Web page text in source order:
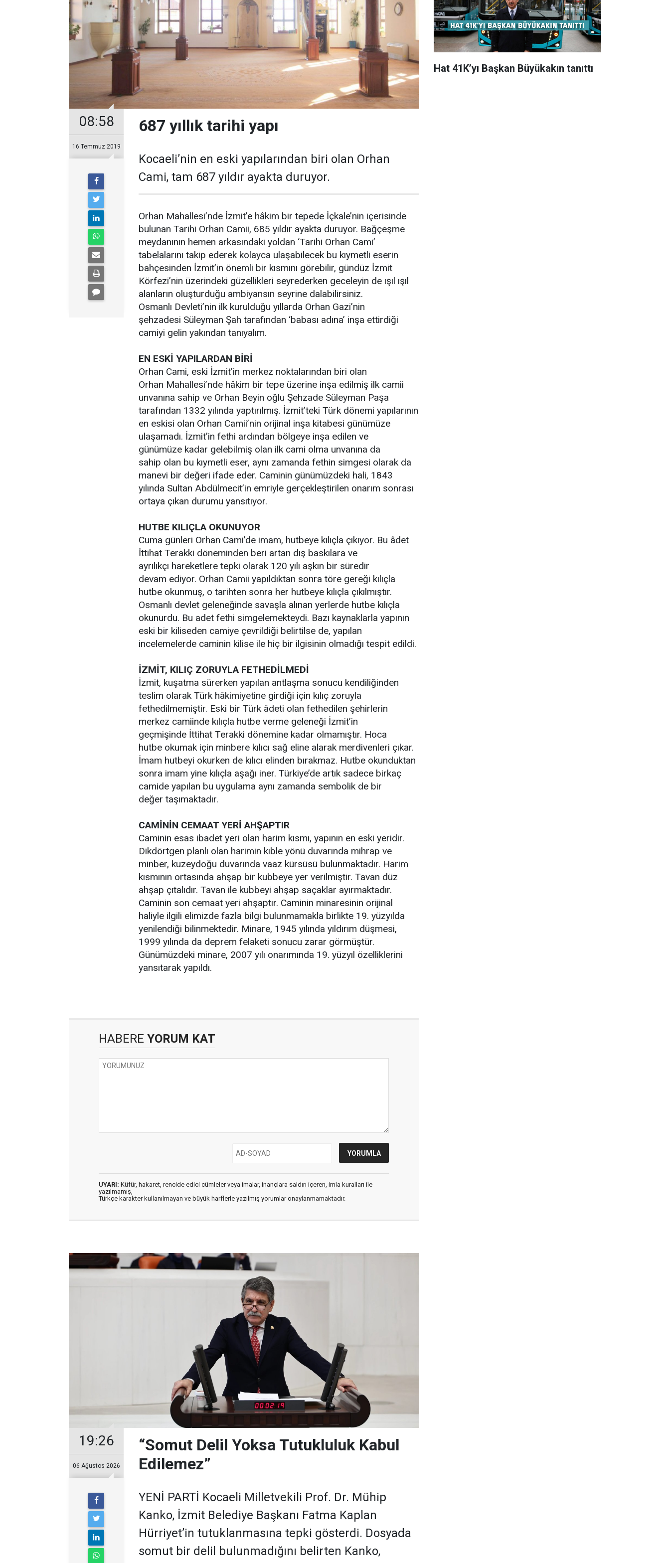
08:58
16 Temmuz 2019
687 yıllık tarihi yapı
Kocaeli’nin en eski yapılarından biri olan Orhan
Cami, tam 687 yıldır ayakta duruyor.
Orhan Mahallesi’nde İzmit’e hâkim bir tepede İçkale’nin içerisinde
bulunan Tarihi Orhan Camii, 685 yıldır ayakta duruyor. Bağçeşme
meydanının hemen arkasındaki yoldan ‘Tarihi Orhan Cami’
tabelalarını takip ederek kolayca ulaşabilecek bu kıymetli eserin
bahçesinden İzmit’in önemli bir kısmını görebilir, gündüz İzmit
Körfezi’nin üzerindeki güzellikleri seyrederken geceleyin de ışıl ışıl
alanların oluşturduğu ambiyansın seyrine dalabilirsiniz.
Osmanlı Devleti’nin ilk kurulduğu yıllarda Orhan Gazi’nin
şehzadesi Süleyman Şah tarafından ‘babası adına’ inşa ettirdiği
camiyi gelin yakından tanıyalım.
EN ESKİ YAPILARDAN BİRİ
Orhan Cami, eski İzmit’in merkez noktalarından biri olan
Orhan Mahallesi’nde hâkim bir tepe üzerine inşa edilmiş ilk camii
unvanına sahip ve Orhan Beyin oğlu Şehzade Süleyman Paşa
tarafından 1332 yılında yaptırılmış. İzmit’teki Türk dönemi yapılarının
en eskisi olan Orhan Camii’nin orijinal inşa kitabesi günümüze
ulaşamadı. İzmit’in fethi ardından bölgeye inşa edilen ve
günümüze kadar gelebilmiş olan ilk cami olma unvanına da
sahip olan bu kıymetli eser, aynı zamanda fethin simgesi olarak da
manevi bir değeri ifade eder. Caminin günümüzdeki hali, 1843
yılında Sultan Abdülmecit’in emriyle gerçekleştirilen onarım sonrası
ortaya çıkan durumu yansıtıyor.
HUTBE KILIÇLA OKUNUYOR
Cuma günleri Orhan Cami’de imam, hutbeye kılıçla çıkıyor. Bu âdet
İttihat Terakki döneminden beri artan dış baskılara ve
ayrılıkçı hareketlere tepki olarak 120 yılı aşkın bir süredir
devam ediyor. Orhan Camii yapıldıktan sonra töre gereği kılıçla
hutbe okunmuş, o tarihten sonra her hutbeye kılıçla çıkılmıştır.
Osmanlı devlet geleneğinde savaşla alınan yerlerde hutbe kılıçla
okunurdu. Bu adet fethi simgelemekteydi. Bazı kaynaklarla yapının
eski bir kiliseden camiye çevrildiği belirtilse de, yapılan
incelemelerde caminin kilise ile hiç bir ilgisinin olmadığı tespit edildi.
İZMİT, KILIÇ ZORUYLA FETHEDİLMEDİ
İzmit, kuşatma sürerken yapılan antlaşma sonucu kendiliğinden
teslim olarak Türk hâkimiyetine girdiği için kılıç zoruyla
fethedilmemiştir. Eski bir Türk âdeti olan fethedilen şehirlerin
merkez camiinde kılıçla hutbe verme geleneği İzmit’in
geçmişinde İttihat Terakki dönemine kadar olmamıştır. Hoca
hutbe okumak için minbere kılıcı sağ eline alarak merdivenleri çıkar.
İmam hutbeyi okurken de kılıcı elinden bırakmaz. Hutbe okunduktan
sonra imam yine kılıçla aşağı iner. Türkiye’de artık sadece birkaç
camide yapılan bu uygulama aynı zamanda sembolik de bir
değer taşımaktadır.
CAMİNİN CEMAAT YERİ AHŞAPTIR
Caminin esas ibadet yeri olan harim kısmı, yapının en eski yeridir.
Dikdörtgen planlı olan harimin kıble yönü duvarında mihrap ve
minber, kuzeydoğu duvarında vaaz kürsüsü bulunmaktadır. Harim
kısmının ortasında ahşap bir kubbeye yer verilmiştir. Tavan düz
ahşap çıtalıdır. Tavan ile kubbeyi ahşap saçaklar ayırmaktadır.
Caminin son cemaat yeri ahşaptır. Caminin minaresinin orijinal
haliyle ilgili elimizde fazla bilgi bulunmamakla birlikte 19. yüzyılda
yenilendiği bilinmektedir. Minare, 1945 yılında yıldırım düşmesi,
1999 yılında da deprem felaketi sonucu zarar görmüştür.
Günümüzdeki minare, 2007 yılı onarımında 19. yüzyıl özelliklerini
yansıtarak yapıldı.
HABERE YORUM KAT
UYARI: Küfür, hakaret, rencide edici cümleler veya imalar, inançlara saldırı içeren, imla kuralları ile
yazılmamış,
Türkçe karakter kullanılmayan ve büyük harflerle yazılmış yorumlar onaylanmamaktadır.
19:26
06 Ağustos 2026
“Somut Delil Yoksa Tutukluluk Kabul
Edilemez”
YENİ PARTİ Kocaeli Milletvekili Prof. Dr. Mühip
Kanko, İzmit Belediye Başkanı Fatma Kaplan
Hürriyet’in tutuklanmasına tepki gösterdi. Dosyada
somut bir delil bulunmadığını belirten Kanko,
Hat 41K’yı Başkan Büyükakın tanıttı